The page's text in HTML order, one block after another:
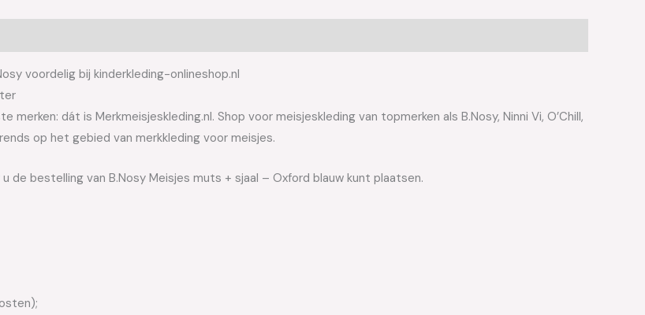
voordelig bij kinderkleding-onlineshop.nl
dát is Merkmeisjeskleding.nl. Shop voor meisjeskleding van topmerken als B.Nosy, Ninni Vi, O’Chill,
op het gebied van merkkleding voor meisjes.
de bestelling van B.Nosy Meisjes muts + sjaal – Oxford blauw kunt plaatsen.